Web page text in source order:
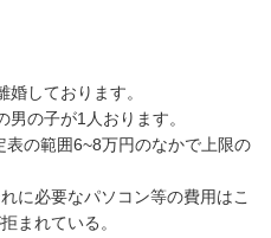
婚しております。
男の子が1人おります。
表の範囲6~8万円のなかで上限の
に必要なパソコン等の費用はこ
まれている。